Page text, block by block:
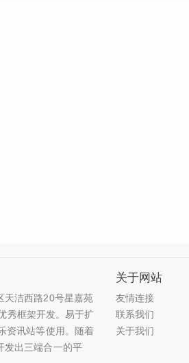
天洁西路20号星嘉苑
秀框架开发。易于扩
资讯站等使用。随着
发出三端合一的平
关于网站
友情连接
联系我们
关于我们